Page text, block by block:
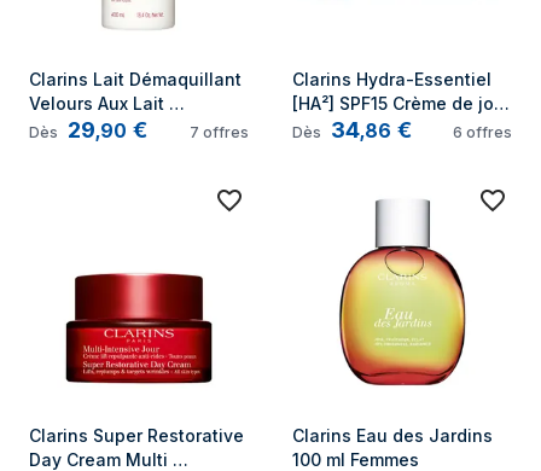
Clarins Lait Démaquillant
Velours Aux Lait
nettoyant Femmes 400 ml
Dès 29,90 € 7 offres
Clarins Hydra-Essentiel
[HA²] SPF15 Crème de jour
Visage 50 ml
Dès 34,86 € 6 offres
Clarins Super Restorative
Day Cream Multi
Clarins Eau des Jardins
100 ml Femmes